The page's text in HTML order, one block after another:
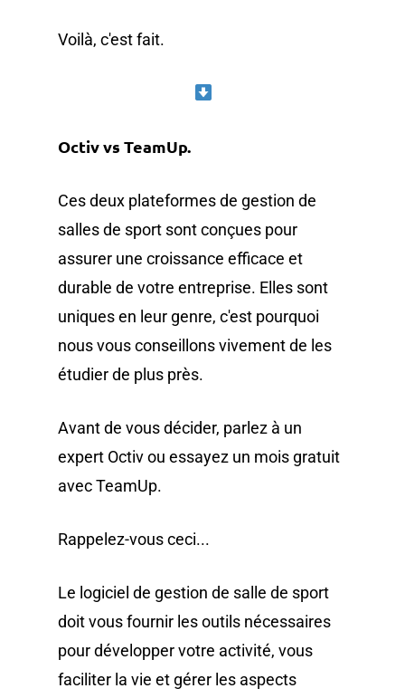
Voilà, c'est fait.
Octiv vs TeamUp.
Ces deux plateformes de gestion de
salles de sport sont conçues pour
assurer une croissance efficace et
durable de votre entreprise. Elles sont
uniques en leur genre, c'est pourquoi
nous vous conseillons vivement de les
étudier de plus près.
Avant de vous décider, parlez à un
expert Octiv ou essayez un mois gratuit
avec TeamUp.
Rappelez-vous ceci...
Le logiciel de gestion de salle de sport
doit vous fournir les outils nécessaires
pour développer votre activité, vous
faciliter la vie et gérer les aspects